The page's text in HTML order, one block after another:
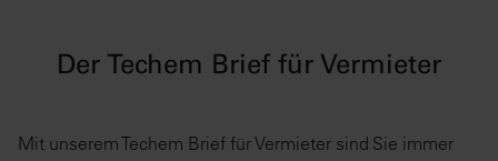
Der Techem Brief für Vermieter
Mit unserem Techem Brief für Vermieter sind Sie immer